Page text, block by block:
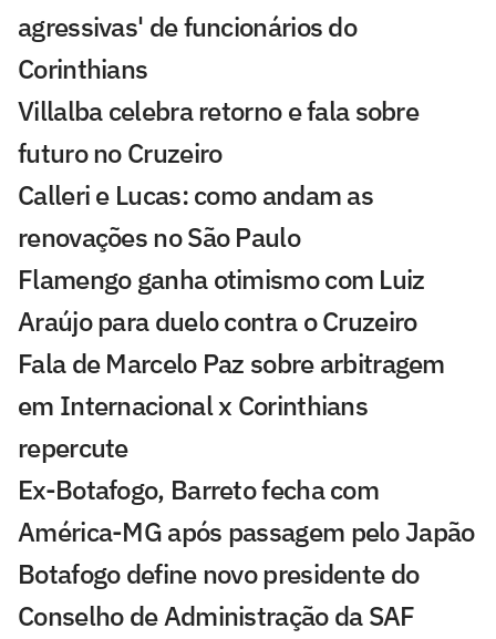
agressivas' de funcionários do
Corinthians
Villalba celebra retorno e fala sobre
futuro no Cruzeiro
Calleri e Lucas: como andam as
renovações no São Paulo
Flamengo ganha otimismo com Luiz
Araújo para duelo contra o Cruzeiro
Fala de Marcelo Paz sobre arbitragem
em Internacional x Corinthians
repercute
Ex-Botafogo, Barreto fecha com
América-MG após passagem pelo Japão
Botafogo define novo presidente do
Conselho de Administração da SAF